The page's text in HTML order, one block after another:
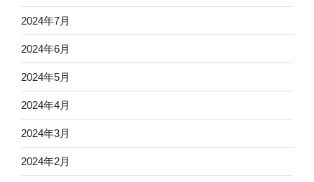
2024年7月
2024年6月
2024年5月
2024年4月
2024年3月
2024年2月